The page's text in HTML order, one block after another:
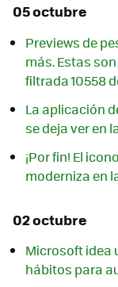
05 octubre
Previews de
más. Estas
filtrada 10558
La aplicación
se deja ver en
¡Por fin! El
moderniza en
02 octubre
Microsoft idea
hábitos para